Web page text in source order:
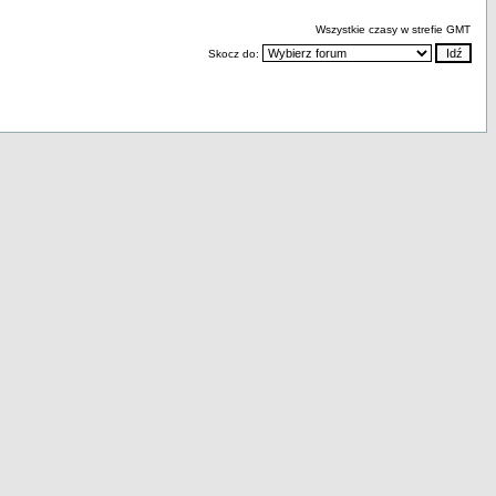
Wszystkie czasy w strefie GMT
Skocz do: